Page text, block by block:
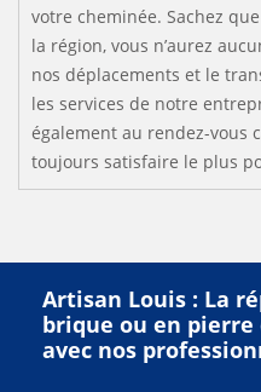
votre cheminée. Sachez
la région, vous n’aurez
nos déplacements et le
les services de notre
également au rendez-vous
toujours satisfaire le plus
Artisan Louis : La
brique ou en
avec nos